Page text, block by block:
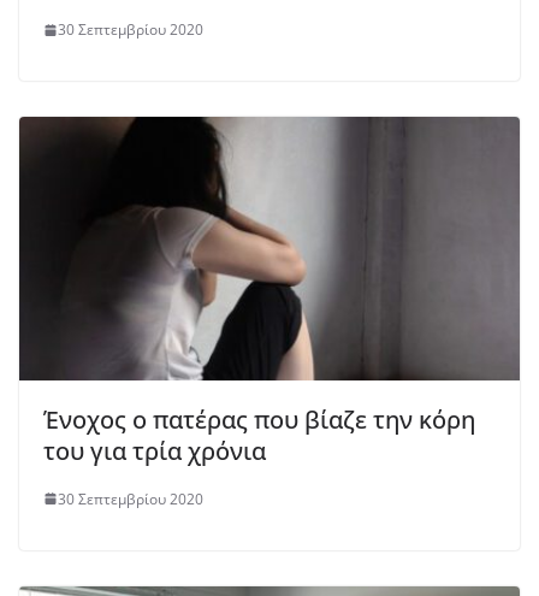
30 Σεπτεμβρίου 2020
Ένοχος ο πατέρας που βίαζε την κόρη
του για τρία χρόνια
30 Σεπτεμβρίου 2020